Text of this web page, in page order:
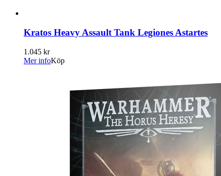
Kratos Heavy Assault Tank Legiones Astartes
1.045 kr
Mer infoKöp